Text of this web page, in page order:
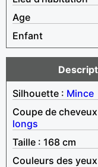
Age
Enfant
Silhouette : Mince
Coupe de
longs
Taille : 168 cm
Couleurs des